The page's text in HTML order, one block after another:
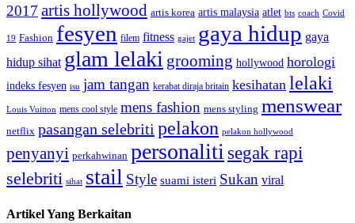
2017 artis hollywood artis korea artis malaysia atlet bts coach Covid
19 Fashion fesyen filem fitness gajet gaya hidup gaya
hidup sihat glam lelaki grooming hollywood horologi
indeks fesyen isu jam tangan kerabat diraja britain kesihatan lelaki
Louis Vuitton mens cool style mens fashion mens styling menswear
netflix pasangan selebriti pelakon pelakon hollywood
penyanyi perkahwinan personalitisegak rapi
selebriti sihat stail Style suami isteri Sukan viral
Artikel Yang Berkaitan